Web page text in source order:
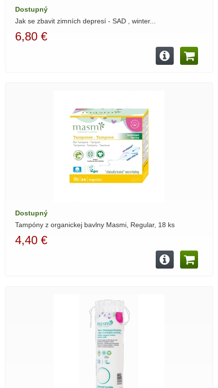
Dostupný
Jak se zbavit zimních depresí - SAD , winter...
6,80 €
Dostupný
Tampóny z organickej bavlny Masmi, Regular, 18 ks
4,40 €